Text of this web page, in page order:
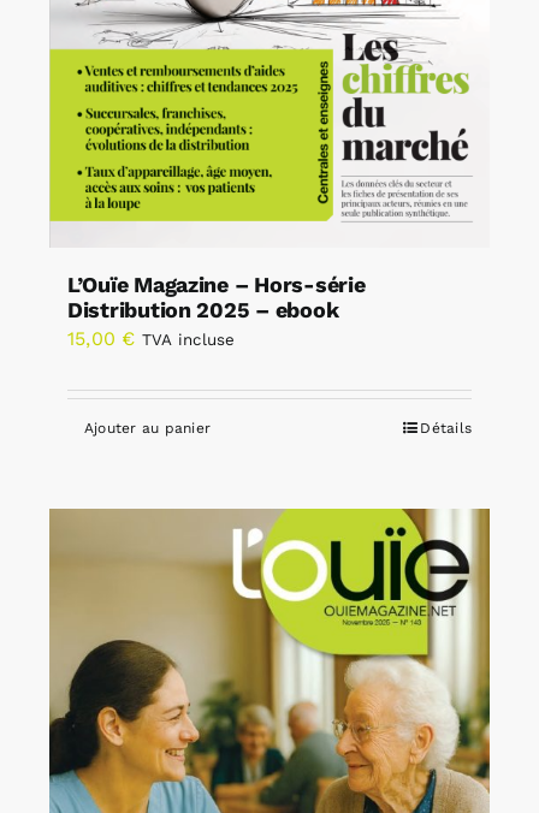
L’Ouïe Magazine – Hors-série
Distribution 2025 – ebook
15,00 € TVA incluse
Ajouter au panier Détails